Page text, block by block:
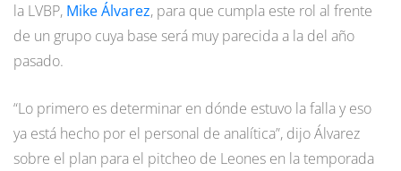
la LVBP, Mike Álvarez, para que cumpla este rol al frente
de un grupo cuya base será muy parecida a la del año
pasado.
“Lo primero es determinar en dónde estuvo la falla y eso
ya está hecho por el personal de analítica”, dijo Álvarez
sobre el plan para el pitcheo de Leones en la temporada